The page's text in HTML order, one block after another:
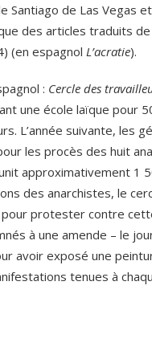
Santiago de Las Vegas et
des articles traduits
(en espagnol L’acratie).
: Cercle des
une école laïque pour
L’année suivante, les
les procès des huit
approximativement 1
des anarchistes, le
protester contre
à une amende – le
avoir exposé une
tenues à